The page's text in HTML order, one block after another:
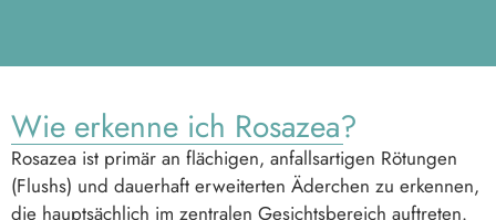
Wie erkenne ich Rosazea?
Rosazea ist primär an flächigen, anfallsartigen Rötungen
(Flushs) und dauerhaft erweiterten Äderchen zu erkennen,
die hauptsächlich im zentralen Gesichtsbereich auftreten.